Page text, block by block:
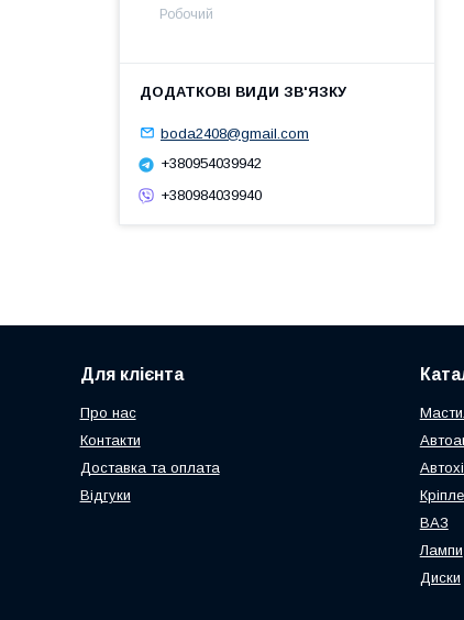
Робочий
boda2408@gmail.com
+380954039942
+380984039940
Для клієнта
Про нас
Контакти
Доставка та оплата
Відгуки
ВАЗ
Лампи
Диски